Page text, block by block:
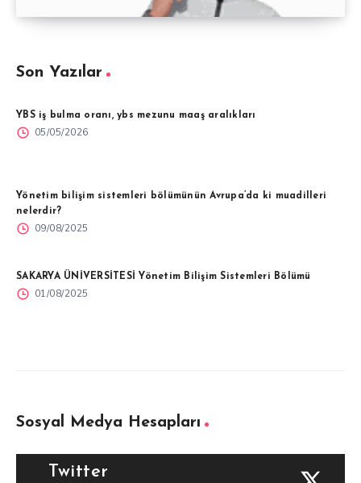
Son Yazılar
YBS iş bulma oranı, ybs mezunu maaş aralıkları
05/05/2026
Yönetim bilişim sistemleri bölümünün Avrupa’da ki muadilleri
nelerdir?
09/08/2025
SAKARYA ÜNİVERSİTESİ Yönetim Bilişim Sistemleri Bölümü
01/08/2025
Sosyal Medya Hesapları
Twitter